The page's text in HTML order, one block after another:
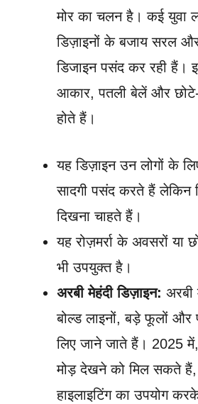
मोर का चलन है। कई युवा
डिज़ाइनों के बजाय सरल
डिजाइन पसंद कर रही हैं।
आकार, पतली बेलें और छोटे-
होते हैं।
यह डिज़ाइन उन लोगों के
सादगी पसंद करते हैं लेकिन
दिखना चाहते हैं।
यह रोज़मर्रा के अवसरों या
भी उपयुक्त है।
अरबी मेहंदी डिज़ाइन: अरबी
बोल्ड लाइनों, बड़े फूलों और
लिए जाने जाते हैं। 2025
मोड़ देखने को मिल सकते
हाइलाइटिंग का उपयोग